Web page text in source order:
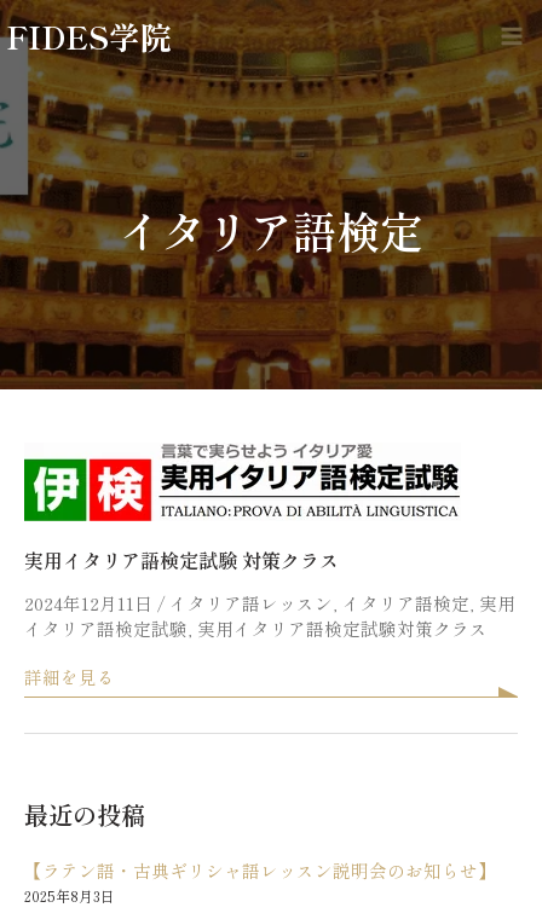
内
容
ス
キ
プ
FIDES学院
イタリア語検定
実用イタリア語検定試験 対策クラス
2024年12月11日 / イタリア語レッスン イタリア語検定 実用
イタリア語検定試験 実用イタリア語検定試験対策クラス
詳細を見る
最近の投稿
【ラテン語・古典ギリシャ語レッスン説明会のお知らせ】
2025年8月3日